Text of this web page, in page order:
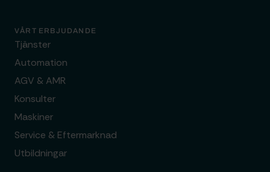
VÅRT ERBJUDANDE
Tjänster
Automation
AGV & AMR
Konsulter
Maskiner
Service & Eftermarknad
Utbildningar